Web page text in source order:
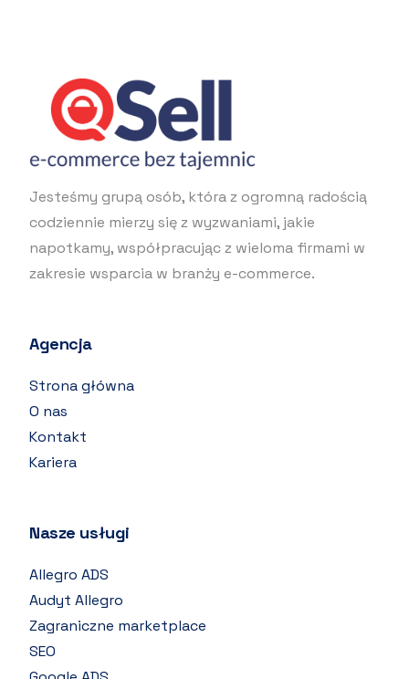
Jesteśmy grupą osób, która z ogromną radością
codziennie mierzy się z wyzwaniami, jakie
napotkamy, współpracując z wieloma firmami w
zakresie wsparcia w branży e-commerce.
Agencja
Strona główna
O nas
Kontakt
Kariera
Nasze usługi
Allegro ADS
Audyt Allegro
Zagraniczne marketplace
SEO